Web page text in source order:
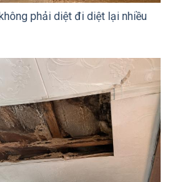
phải diệt đi diệt lại nhiều